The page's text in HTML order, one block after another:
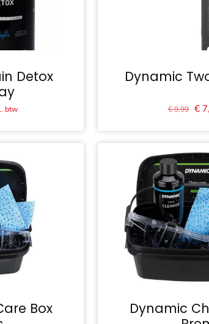
Detox
btw
Dynamic
€9,99
€
€
Box
Dynamic